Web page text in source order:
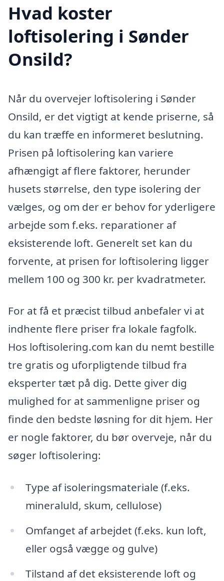
Hvad koster
loftisolering i Sønder
Onsild?
Når du overvejer loftisolering i Sønder
Onsild, er det vigtigt at kende priserne, så
du kan træffe en informeret beslutning.
Prisen på loftisolering kan variere
afhængigt af flere faktorer, herunder
husets størrelse, den type isolering der
vælges, og om der er behov for yderligere
arbejde som f.eks. reparationer af
eksisterende loft. Generelt set kan du
forvente, at prisen for loftisolering ligger
mellem 100 og 300 kr. per kvadratmeter.
For at få et præcist tilbud anbefaler vi at
indhente flere priser fra lokale fagfolk.
Hos loftisolering.com kan du nemt bestille
tre gratis og uforpligtende tilbud fra
eksperter tæt på dig. Dette giver dig
mulighed for at sammenligne priser og
finde den bedste løsning for dit hjem. Her
er nogle faktorer, du bør overveje, når du
søger loftisolering:
Type af isoleringsmateriale (f.eks.
mineraluld, skum, cellulose)
Omfanget af arbejdet (f.eks. kun loft,
eller også vægge og gulve)
Tilstand af det eksisterende loft og